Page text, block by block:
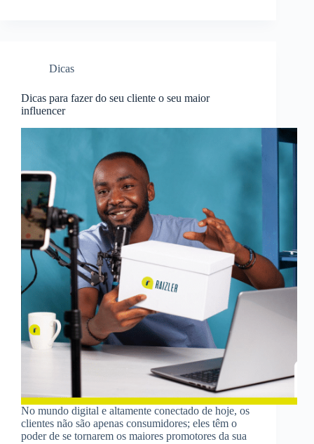
Dicas
Dicas para fazer do seu cliente o seu maior
influencer
No mundo digital e altamente conectado de hoje, os
clientes não são apenas consumidores; eles têm o
poder de se tornarem os maiores promotores da sua